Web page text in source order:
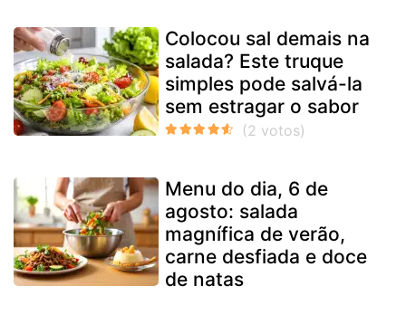
Colocou sal demais na
salada? Este truque
simples pode salvá-la
sem estragar o sabor
Menu do dia, 6 de
agosto: salada
magnífica de verão,
carne desfiada e doce
de natas